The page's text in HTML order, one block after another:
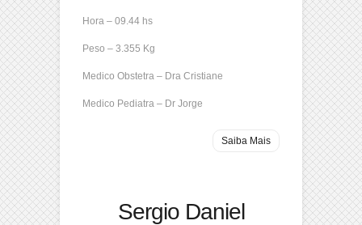
Hora – 09.44 hs
Peso – 3.355 Kg
Medico Obstetra – Dra Cristiane
Medico Pediatra – Dr Jorge
Saiba Mais
Sergio Daniel